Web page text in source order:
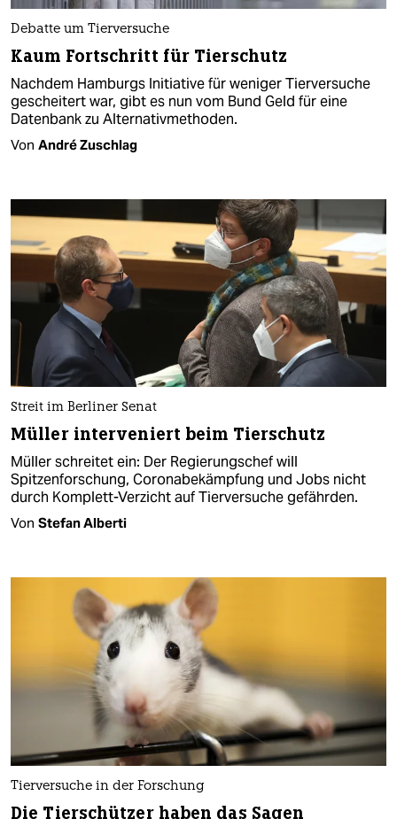
Debatte um Tierversuche
Kaum Fortschritt für Tierschutz
Nachdem Hamburgs Initiative für weniger Tierversuche
gescheitert war, gibt es nun vom Bund Geld für eine
Datenbank zu Alternativmethoden.
Von André Zuschlag
Streit im Berliner Senat
Müller interveniert beim Tierschutz
Müller schreitet ein: Der Regierungschef will
Spitzenforschung, Coronabekämpfung und Jobs nicht
durch Komplett-Verzicht auf Tierversuche gefährden.
Von Stefan Alberti
Tierversuche in der Forschung
Die Tierschützer haben das Sagen